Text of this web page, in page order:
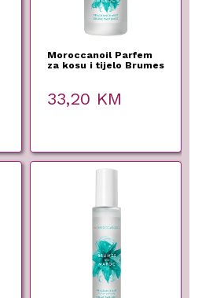
Moroccanoil Parfem
za kosu i tijelo Brumes
33,20 KM